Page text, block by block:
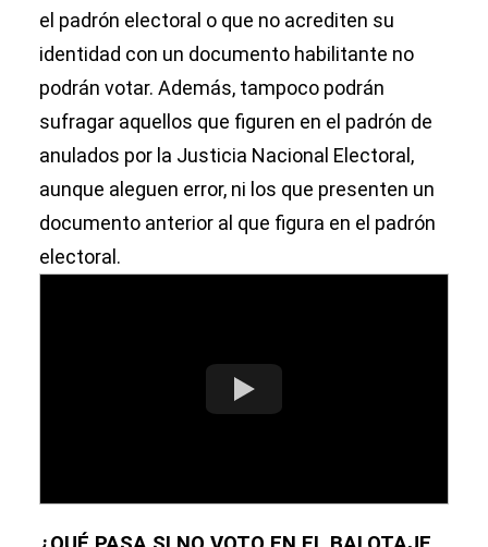
el padrón electoral o que no acrediten su
identidad con un documento habilitante no
podrán votar. Además, tampoco podrán
sufragar aquellos que figuren en el padrón de
anulados por la Justicia Nacional Electoral,
aunque aleguen error, ni los que presenten un
documento anterior al que figura en el padrón
electoral.